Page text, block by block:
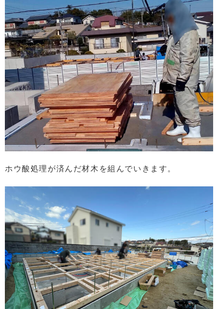
ホウ酸処理が済んだ材木を組んでいきます。